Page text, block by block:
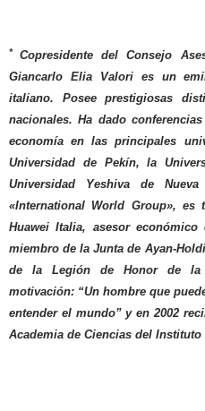
* Copresidente del Consejo
Giancarlo Elia Valori es un
italiano. Posee prestigiosas
nacionales. Ha dado
economía en las principales
Universidad de Pekín, la
Universidad Yeshiva de
«International World Group», es
Huawei Italia, asesor
miembro de la Junta de Ayan-
de la Legión de Honor de la
motivación: “Un hombre que
entender el mundo” y en 2002
Academia de Ciencias del Instituto